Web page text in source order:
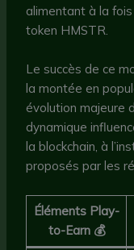
alimentant à la
token HMSTR.
Le succès de ce
la montée en
évolution majeure
dynamique
la blockchain, à
proposés par les
Éléments Play-
to-Earn 💰